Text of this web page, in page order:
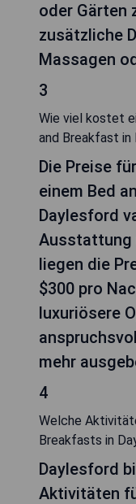
oder Gärten
zusätzliche
Massagen
3
Wie viel kostet
and Breakfast in
Die Preise
einem Bed
Daylesford
Ausstattung
liegen die
$300 pro
luxuriösere
mehr
4
Welche
Breakfasts in
Daylesford
Aktivitäten